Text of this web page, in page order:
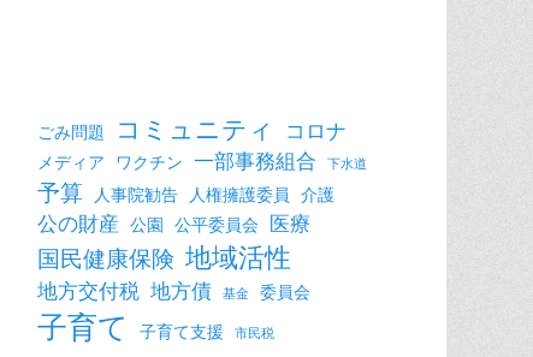
ごみ問題 コミュニティ コロナ
メディア ワクチン 一部事務組合 下水道
予算 人事院勧告 人権擁護委員 介護
公の財産 公園 公平委員会 医療
国民健康保険 地域活性
地方交付税 地方債 基金 委員会
子育て 子育て支援 市民税